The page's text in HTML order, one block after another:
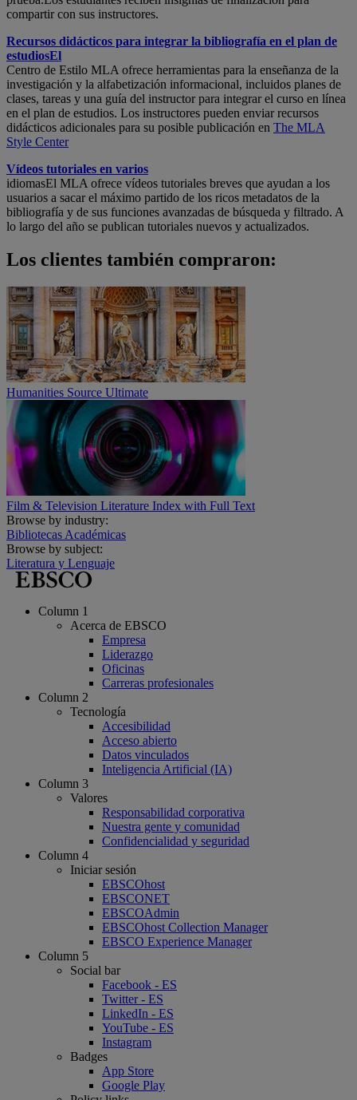
compartir con sus instructores.
Recursos didácticos para integrar la bibliografía en el plan de
estudiosEl
Centro de Estilo MLA ofrece herramientas para la enseñanza de la
investigación y la alfabetización informacional, incluidos planes de
clases, tareas y una guía del instructor para integrar el curso en línea
en el plan de estudios. Los instructores pueden enviar recursos
didácticos adicionales para su posible publicación en The MLA
Style Center
Vídeos tutoriales en varios
idiomasEl MLA ofrece vídeos tutoriales breves que ayudan a los
usuarios a sacar el máximo partido de los ricos metadatos de la
bibliografía y de sus funciones avanzadas de búsqueda y filtrado. A
lo largo del año se publican tutoriales nuevos y actualizados.
Los clientes también compraron:
Humanities Source Ultimate
Film & Television Literature Index with Full Text
Browse by industry:
Bibliotecas Académicas
Browse by subject:
Literatura y Lenguaje
Column 1
Acerca de EBSCO
Empresa
Liderazgo
Oficinas
Carreras profesionales
Column 2
Tecnología
Accesibilidad
Acceso abierto
Datos vinculados
Inteligencia Artificial (IA)
Column 3
Valores
Responsabilidad corporativa
Nuestra gente y comunidad
Confidencialidad y seguridad
Column 4
Iniciar sesión
EBSCOhost
EBSCONET
EBSCOAdmin
EBSCOhost Collection Manager
EBSCO Experience Manager
Column 5
Social bar
Facebook - ES
Twitter - ES
LinkedIn - ES
YouTube - ES
Instagram
Badges
App Store
Google Play